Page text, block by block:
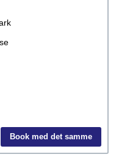
Book med det samme